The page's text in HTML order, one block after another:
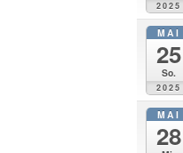
2025
MAI
25
So.
2025
MAI
28